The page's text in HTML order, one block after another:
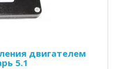
двигателем
5.1